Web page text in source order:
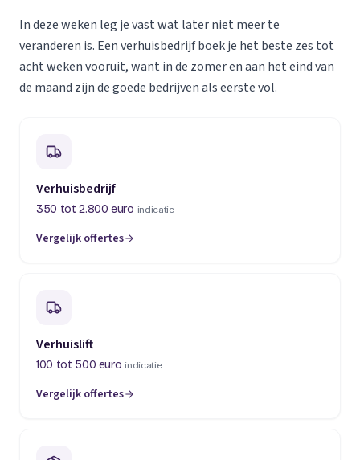
In deze weken leg je vast wat later niet meer te
veranderen is. Een verhuisbedrijf boek je het beste zes tot
acht weken vooruit, want in de zomer en aan het eind van
de maand zijn de goede bedrijven als eerste vol.
Verhuisbedrijf
350 tot 2.800 euro indicatie
Vergelijk offertes
Verhuislift
100 tot 500 euro indicatie
Vergelijk offertes